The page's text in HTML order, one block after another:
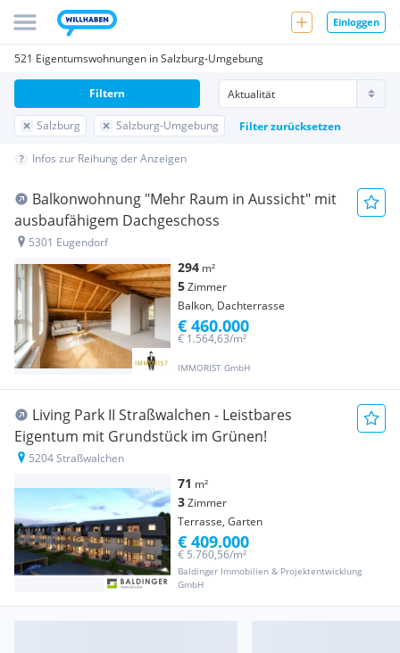
Einloggen
521 Eigentumswohnungen in Salzburg-Umgebung
Salzburg Salzburg-Umgebung Filter zurücksetzen
Filtern
Infos zur Reihung der Anzeigen
Balkonwohnung "Mehr Raum in Aussicht" mit
ausbaufähigem Dachgeschoss
5301 Eugendorf
294 m²
5Zimmer
Balkon, Dachterrasse
IMMORIST GmbH
€ 1.564,63/m²
€ 460.000
Living Park II Straßwalchen - Leistbares
Eigentum mit Grundstück im Grünen!
5204 Straßwalchen
71 m²
3Zimmer
Terrasse, Garten
Baldinger Immobilien & Projektentwicklung
GmbH
€ 5.760,56/m²
€ 409.000